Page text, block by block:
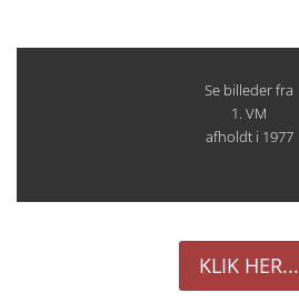
Se billeder fra
1. VM
afholdt i 1977
KLIK HER...